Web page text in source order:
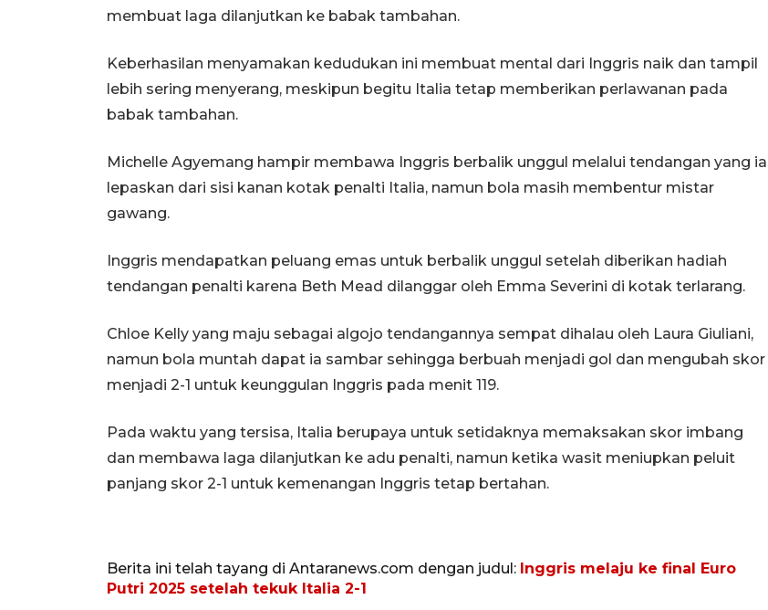
membuat laga dilanjutkan ke babak tambahan.
Keberhasilan menyamakan kedudukan ini membuat mental dari Inggris naik dan tampil
lebih sering menyerang, meskipun begitu Italia tetap memberikan perlawanan pada
babak tambahan.
Michelle Agyemang hampir membawa Inggris berbalik unggul melalui tendangan yang ia
lepaskan dari sisi kanan kotak penalti Italia, namun bola masih membentur mistar
gawang.
Inggris mendapatkan peluang emas untuk berbalik unggul setelah diberikan hadiah
tendangan penalti karena Beth Mead dilanggar oleh Emma Severini di kotak terlarang.
Chloe Kelly yang maju sebagai algojo tendangannya sempat dihalau oleh Laura Giuliani,
namun bola muntah dapat ia sambar sehingga berbuah menjadi gol dan mengubah skor
menjadi 2-1 untuk keunggulan Inggris pada menit 119.
Pada waktu yang tersisa, Italia berupaya untuk setidaknya memaksakan skor imbang
dan membawa laga dilanjutkan ke adu penalti, namun ketika wasit meniupkan peluit
panjang skor 2-1 untuk kemenangan Inggris tetap bertahan.
Berita ini telah tayang di Antaranews.com dengan judul: Inggris melaju ke final Euro
Putri 2025 setelah tekuk Italia 2-1